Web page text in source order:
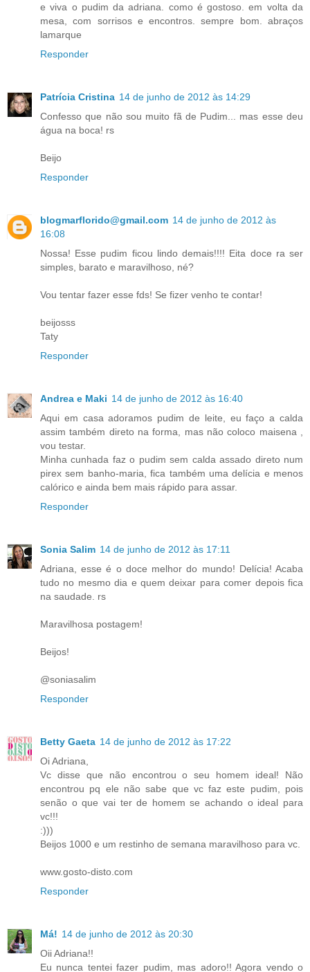
e viva o pudim da adriana. como é gostoso. em volta da
mesa, com sorrisos e encontros. sempre bom. abraços
lamarque
Responder
Patrícia Cristina 14 de junho de 2012 às 14:29
Confesso que não sou muito fã de Pudim... mas esse deu
água na boca! rs
Beijo
Responder
blogmarflorido@gmail.com 14 de junho de 2012 às
16:08
Nossa! Esse pudim ficou lindo demais!!!! Eita doce ra ser
simples, barato e maravilhoso, né?
Vou tentar fazer esse fds! Se fizer venho te contar!
beijosss
Taty
Responder
Andrea e Maki 14 de junho de 2012 às 16:40
Aqui em casa adoramos pudim de leite, eu faço a calda
assim também direto na forma, mas não coloco maisena ,
vou testar.
Minha cunhada faz o pudim sem calda assado direto num
pirex sem banho-maria, fica também uma delícia e menos
calórico e ainda bem mais rápido para assar.
Responder
Sonia Salim 14 de junho de 2012 às 17:11
Adriana, esse é o doce melhor do mundo! Delícia! Acaba
tudo no mesmo dia e quem deixar para comer depois fica
na saudade. rs
Maravilhosa postagem!
Beijos!
@soniasalim
Responder
Betty Gaeta 14 de junho de 2012 às 17:22
Oi Adriana,
Vc disse que não encontrou o seu homem ideal! Não
encontrou pq ele não sabe que vc faz este pudim, pois
senão o que vai ter de homem se achando o ideal para
vc!!!
:)))
Beijos 1000 e um restinho de semana maravilhoso para vc.
www.gosto-disto.com
Responder
Má! 14 de junho de 2012 às 20:30
Oii Adriana!!
Eu nunca tentei fazer pudim, mas adoro!! Agora vendo o